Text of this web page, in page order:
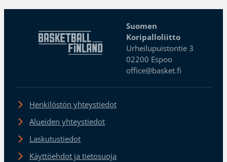
Suomen
Koripalloliitto
Urheilupuistontie 3
02200 Espoo
office@basket.fi
Henkilöstön yhteystiedot
Alueiden yhteystiedot
Laskutustiedot
Käyttöehdot ja tietosuoja